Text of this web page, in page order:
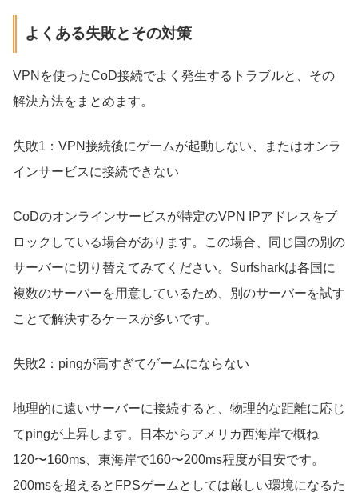
よくある失敗とその対策
VPNを使ったCoD接続でよく発生するトラブルと、その
解決方法をまとめます。
失敗1：VPN接続後にゲームが起動しない、またはオンラ
インサービスに接続できない
CoDのオンラインサービスが特定のVPN IPアドレスをブ
ロックしている場合があります。この場合、同じ国の別の
サーバーに切り替えてみてください。Surfsharkは各国に
複数のサーバーを用意しているため、別のサーバーを試す
ことで解決するケースが多いです。
失敗2：pingが高すぎてゲームにならない
地理的に遠いサーバーに接続すると、物理的な距離に応じ
てpingが上昇します。日本からアメリカ西海岸で概ね
120〜160ms、東海岸で160〜200ms程度が目安です。
200msを超えるとFPSゲームとしては厳しい環境になるた